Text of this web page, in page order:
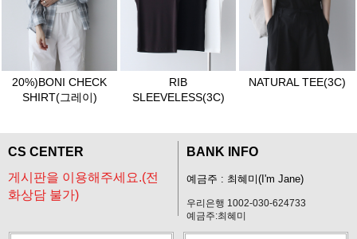
20%)BONI CHECK
SHIRT(그레이)
RIB
SLEEVELESS(3C)
NATURAL TEE(3C)
CS CENTER
게시판을 이용해주세요.(전
화상담 불가)
BANK INFO
예금주 : 최혜미(I'm Jane)
우리은행 1002-030-624733
예금주:최혜미